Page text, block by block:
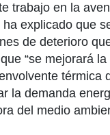
trabajo en la
explicado que
de deterioro
“se mejorará
térmica
la demanda
del medio